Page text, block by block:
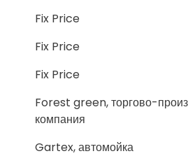
Fix Price
Fix Price
Fix Price
Forest green, торгово-
компания
Gartex, автомойка